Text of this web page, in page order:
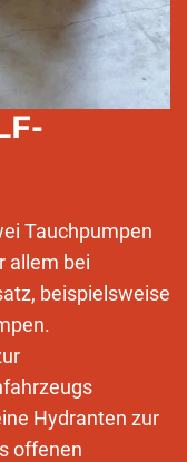
Tauchpumpen
allem bei
beispielsweise
Hydranten zur
offenen